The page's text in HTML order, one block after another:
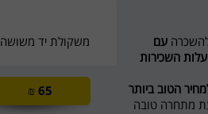
משקולת יד משושה 5 ק"ג
65
₪
עם
השכירות
הטוב ביותר
מתחרה טובה